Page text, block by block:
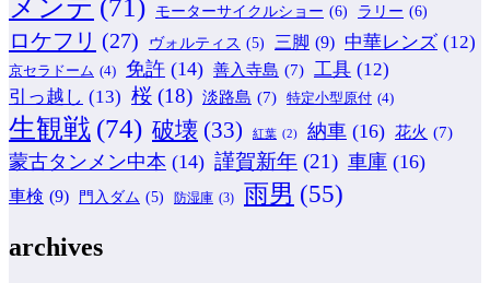
メンテ (71) モーターサイクルショー (6) ラリー (6)
ロケフリ (27) ヴォルティス (5) 三脚 (9) 中華レンズ (12)
京セラドーム (4) 免許 (14) 善入寺島 (7) 工具 (12)
引っ越し (13) 桜 (18) 淡路島 (7) 特定小型原付 (4)
生観戦 (74) 破壊 (33) 紅葉 (2) 納車 (16) 花火 (7)
蒙古タンメン中本 (14) 謹賀新年 (21) 車庫 (16)
車検 (9) 門入ダム (5) 防湿庫 (3) 雨男 (55)
archives